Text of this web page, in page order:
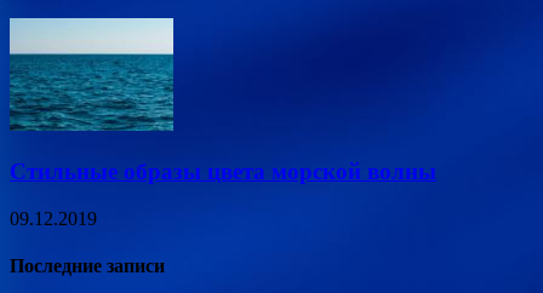
Стильные образы цвета морской волны
09.12.2019
Последние записи